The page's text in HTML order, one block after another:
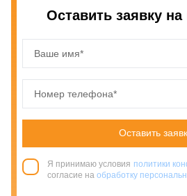
Оставить заявку
Оставить
Я принимаю условия политики
согласие на обработку